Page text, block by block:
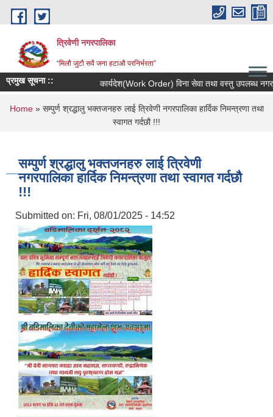
Skip to main content
त्रिवेणी नगरपालिका
“मिलौ जुटौ सवै जना हटाऔ परनिर्भरता”
प्रमुख सूचना :: कार्यदेश(Work Order) विना सेवा तथा वस्तु उपलब्ध
You are here
Home» सम्पुर्ण श्रद्धालु भक्तजनहरु लाई त्रिवेणी नगरपालिका हार्दिक निमन्त्रणा तथा
स्वागत गर्दछौ !!!
सम्पुर्ण श्रद्धालु भक्तजनहरु लाई त्रिवेणी
नगरपालिका हार्दिक निमन्त्रणा तथा स्वागत गर्दछौ
!!!
Submitted on: Fri, 08/01/2025 - 14:52